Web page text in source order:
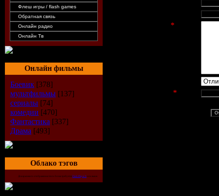
Флеш игры / flash games
Обратная связь
Онлайн радио
Онлайн Тв
Онлайн фильмы
Боевик [378]
мультфильмы [137]
сериалы [74]
комедии [470]
Фантастика [337]
Драма [493]
Облако тэгов
Для красивого отображения этого блока требуетсяFlash Player 9или выше.
*
*